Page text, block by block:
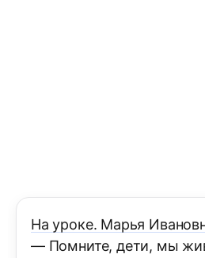
На уроке. Марья
— Помните, дети, мы